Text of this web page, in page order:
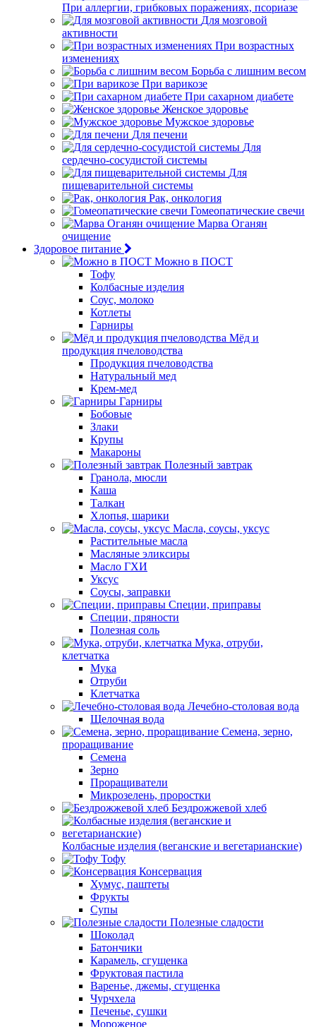
При аллергии, грибковых поражениях, псориазе
Для мозговой
активности
При возрастных
изменениях
Борьба с лишним весом
При варикозе
При сахарном диабете
Женское здоровье
Мужское здоровье
Для печени
Для
сердечно-сосудистой системы
Для
пищеварительной системы
Рак, онкология
Гомеопатические свечи
Марва Оганян
очищение
Здоровое питание
Можно в ПОСТ
Тофу
Колбасные изделия
Соус, молоко
Котлеты
Гарниры
Мёд и
продукция пчеловодства
Продукция пчеловодства
Натуральный мед
Крем-мед
Гарниры
Бобовые
Злаки
Крупы
Макароны
Полезный завтрак
Гранола, мюсли
Каша
Талкан
Хлопья, шарики
Масла, соусы, уксус
Растительные масла
Масляные эликсиры
Масло ГХИ
Уксус
Соусы, заправки
Специи, приправы
Специи, пряности
Полезная соль
Мука, отруби,
клетчатка
Мука
Отруби
Клетчатка
Лечебно-столовая вода
Щелочная вода
Семена, зерно,
проращивание
Семена
Зерно
Проращиватели
Микрозелень, проростки
Бездрожжевой хлеб
Колбасные изделия (веганские и вегетарианские)
Тофу
Консервация
Хумус, паштеты
Фрукты
Супы
Полезные сладости
Шоколад
Батончики
Карамель, сгущенка
Фруктовая пастила
Варенье, джемы, сгущенка
Чурчхела
Печенье, сушки
Мороженое